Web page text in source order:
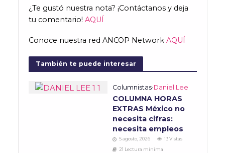
¿Te gustó nuestra nota? ¡Contáctanos y deja
tu comentario! AQUÍ
Conoce nuestra red ANCOP Network AQUÍ
También te puede interesar
Columnistas•Daniel Lee
COLUMNA HORAS
EXTRAS México no
necesita cifras:
necesita empleos
5 agosto, 2026
13 Vistas
21 Lectura mínima